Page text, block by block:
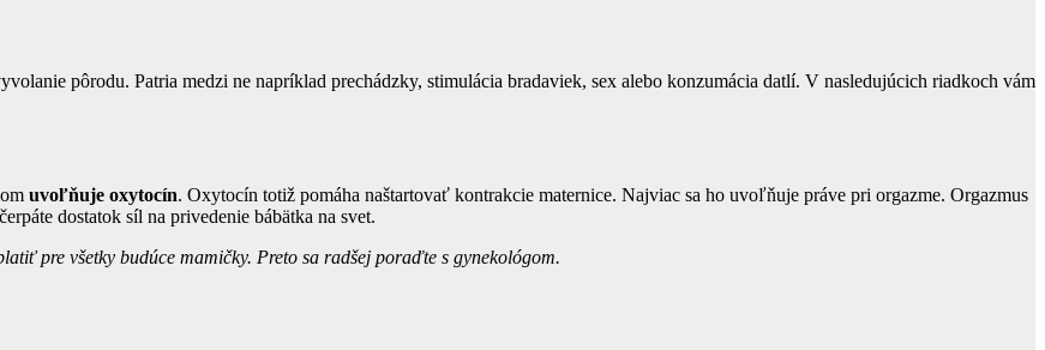
pôrodu. Patria medzi ne napríklad prechádzky, stimulácia bradaviek, sex alebo konzumácia datlí. V nasledujúcich riadkoch vám
uvoľňuje oxytocín. Oxytocín totiž pomáha naštartovať kontrakcie maternice. Najviac sa ho uvoľňuje práve pri orgazme. Orgazmus
dostatok síl na privedenie bábätka na svet.
pre všetky budúce mamičky. Preto sa radšej poraďte s gynekológom.